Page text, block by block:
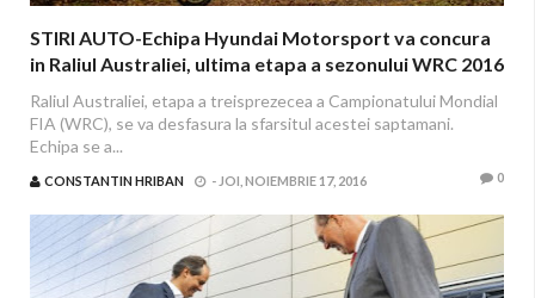
STIRI AUTO-Echipa Hyundai Motorsport va concura
in Raliul Australiei, ultima etapa a sezonului WRC 2016
Raliul Australiei, etapa a treisprezecea a Campionatului Mondial
FIA (WRC), se va desfasura la sfarsitul acestei saptamani.
Echipa se a...
CONSTANTIN HRIBAN - JOI, NOIEMBRIE 17, 2016 0